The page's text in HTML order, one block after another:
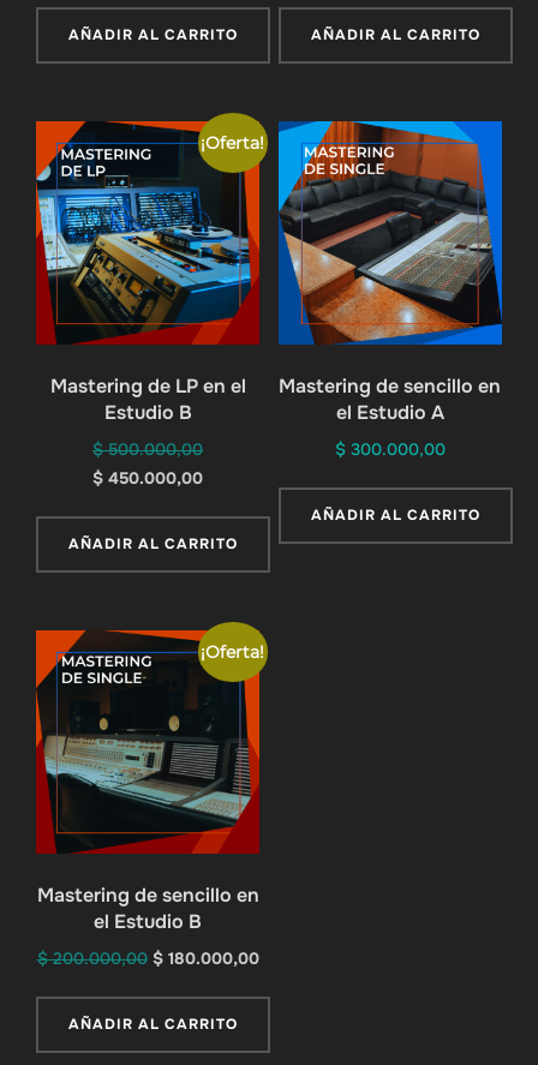
AÑADIR AL CARRITO AÑADIR AL CARRITO
¡Oferta!
Mastering de LP en el
Estudio B
$500.000,00El
precio
era:
$ 450.000,00El
actual
AÑADIR AL CARRITO
Mastering de sencillo en
el Estudio A
$300.000,00
AÑADIR AL CARRITO
¡Oferta!
Mastering de sencillo en
el Estudio B
$200.000,00 El
original
$180.000,00El
AÑADIR AL CARRITO